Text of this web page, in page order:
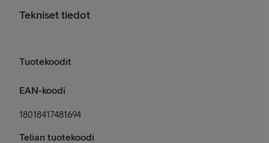
Tekniset tiedot
Tuotekoodit
EAN-koodi
18018417481694
Telian tuotekoodi